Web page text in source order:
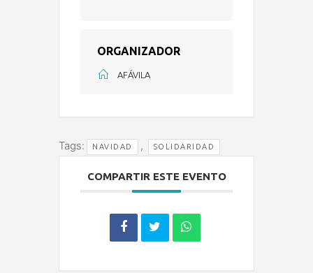
ORGANIZADOR
AFÁVILA
Tags: NAVIDAD , SOLIDARIDAD
COMPARTIR ESTE EVENTO